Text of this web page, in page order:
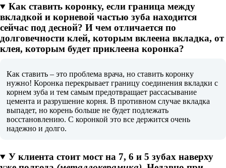
Как ставить коронку, если граница между
вкладкой и корневой частью зуба находится
сейчас под десной? И чем отличается по
долговечности клей, которым вклеена вкладка, от
клея, которым будет приклеена коронка?
Как ставить – это проблема врача, но ставить коронку
нужно! Коронка перекрывает границу соединения вкладки с
корнем зуба и тем самым предотвращает рассасывание
цемента и разрушение корня. В противном случае вкладка
выпадет, но корень больше не будет подлежать
восстановлению. С коронкой это все держится очень
надежно и долго.
У клиента стоит мост на 7, 6 и 5 зубах наверху